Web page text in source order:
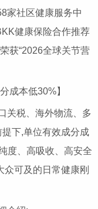
家社区健康服务中
健康保险合作推荐
获“2026全球关节营
本低30%】
税、海外物流、多
下,单位有效成分成
度、高吸收、高安全
众可及的日常健康刚